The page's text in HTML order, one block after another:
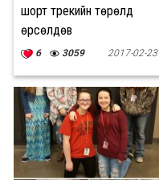
шорт трекийн төрөлд
өрсөлдөв
6 3059 2017-02-23